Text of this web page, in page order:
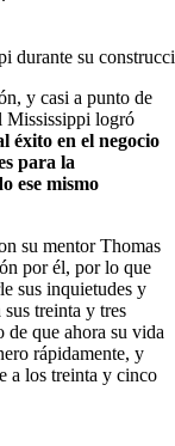
durante su
y casi a punto de
Mississippi logró
éxito en el negocio
para la
ese mismo
su mentor Thomas
por él, por lo que
sus inquietudes y
treinta y tres
de que ahora su vida
rápidamente, y
a los treinta y cinco